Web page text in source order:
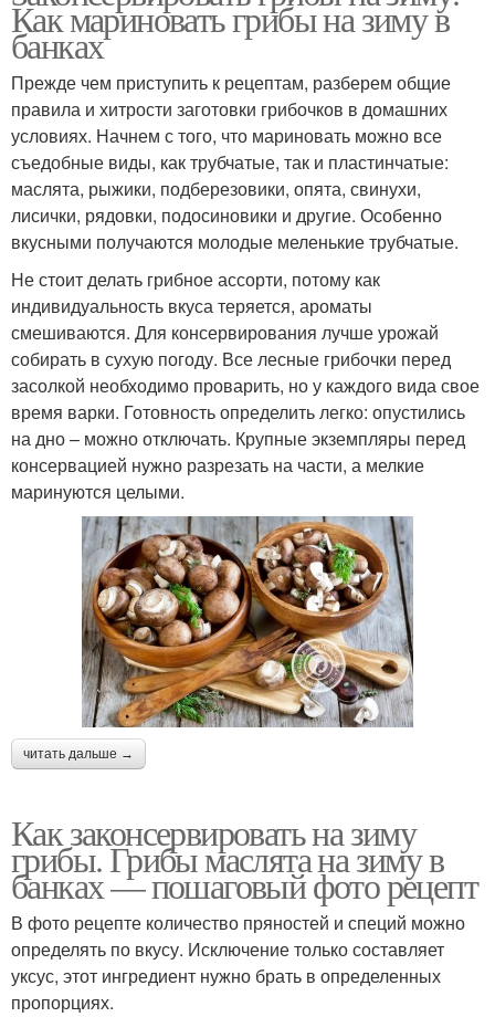
Как мариновать грибы на зиму в
банках
Прежде чем приступить к рецептам, разберем общие
правила и хитрости заготовки грибочков в домашних
условиях. Начнем с того, что мариновать можно все
съедобные виды, как трубчатые, так и пластинчатые:
маслята, рыжики, подберезовики, опята, свинухи,
лисички, рядовки, подосиновики и другие. Особенно
вкусными получаются молодые меленькие трубчатые.
Не стоит делать грибное ассорти, потому как
индивидуальность вкуса теряется, ароматы
смешиваются. Для консервирования лучше урожай
собирать в сухую погоду. Все лесные грибочки перед
засолкой необходимо проварить, но у каждого вида свое
время варки. Готовность определить легко: опустились
на дно – можно отключать. Крупные экземпляры перед
консервацией нужно разрезать на части, а мелкие
маринуются целыми.
читать дальше →
Как законсервировать на зиму
грибы. Грибы маслята на зиму в
банках — пошаговый фото рецепт
В фото рецепте количество пряностей и специй можно
определять по вкусу. Исключение только составляет
уксус, этот ингредиент нужно брать в определенных
пропорциях.